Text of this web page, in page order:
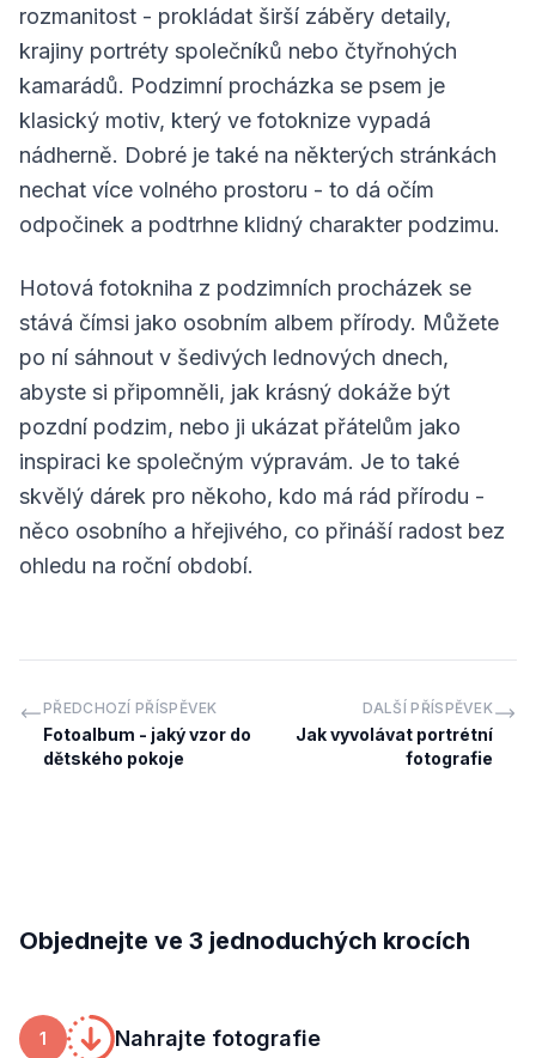
rozmanitost - prokládat širší záběry detaily,
krajiny portréty společníků nebo čtyřnohých
kamarádů. Podzimní procházka se psem je
klasický motiv, který ve fotoknize vypadá
nádherně. Dobré je také na některých stránkách
nechat více volného prostoru - to dá očím
odpočinek a podtrhne klidný charakter podzimu.
Hotová fotokniha z podzimních procházek se
stává čímsi jako osobním albem přírody. Můžete
po ní sáhnout v šedivých lednových dnech,
abyste si připomněli, jak krásný dokáže být
pozdní podzim, nebo ji ukázat přátelům jako
inspiraci ke společným výpravám. Je to také
skvělý dárek pro někoho, kdo má rád přírodu -
něco osobního a hřejivého, co přináší radost bez
ohledu na roční období.
PŘEDCHOZÍ PŘÍSPĚVEK
Fotoalbum - jaký vzor do
dětského pokoje
DALŠÍ PŘÍSPĚVEK
Jak vyvolávat portrétní
fotografie
Objednejte ve 3 jednoduchých krocích
1 Nahrajte fotografie